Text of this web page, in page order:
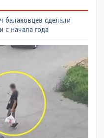
балаковцев сделали
с начала года